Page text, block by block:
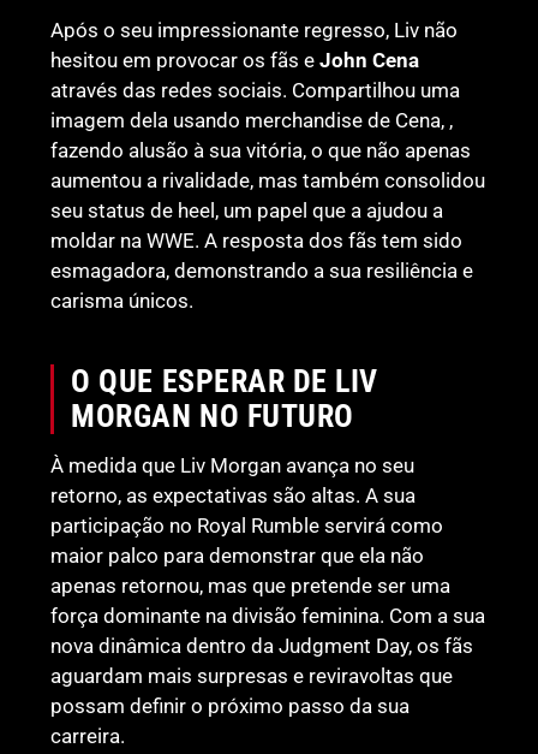
Após o seu impressionante regresso, Liv não
hesitou em provocar os fãs eJohn Cena
através das redes sociais. Compartilhou uma
imagem dela usando merchandise de Cena, ,
fazendo alusão à sua vitória, o que não apenas
aumentou a rivalidade, mas também consolidou
seu status de heel, um papel que a ajudou a
moldar na WWE. A resposta dos fãs tem sido
esmagadora, demonstrando a sua resiliência e
carisma únicos.
O QUE ESPERAR DE LIV
MORGAN NO FUTURO
À medida que Liv Morgan avança no seu
retorno, as expectativas são altas. A sua
participação no Royal Rumble servirá como
maior palco para demonstrar que ela não
apenas retornou, mas que pretende ser uma
força dominante na divisão feminina. Com a sua
nova dinâmica dentro da Judgment Day, os fãs
aguardam mais surpresas e reviravoltas que
possam definir o próximo passo da sua
carreira.